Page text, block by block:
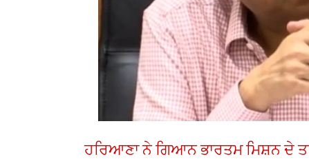
ਹਰਿਆਣਾ ਨੇ ਗਿਆਨ ਭਾਰਤਮ ਮਿਸ਼ਨ ਦੇ